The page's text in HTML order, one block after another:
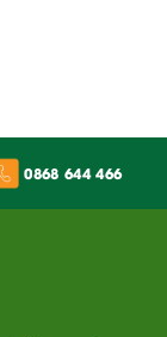
0868 644 466